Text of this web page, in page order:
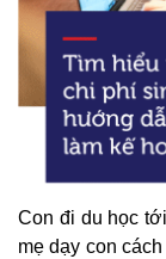
Con đi du học
mẹ dạy con